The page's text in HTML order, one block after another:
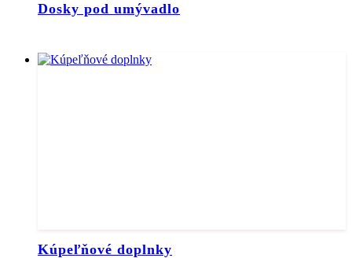
Dosky pod umývadlo
Kúpeľňové doplnky